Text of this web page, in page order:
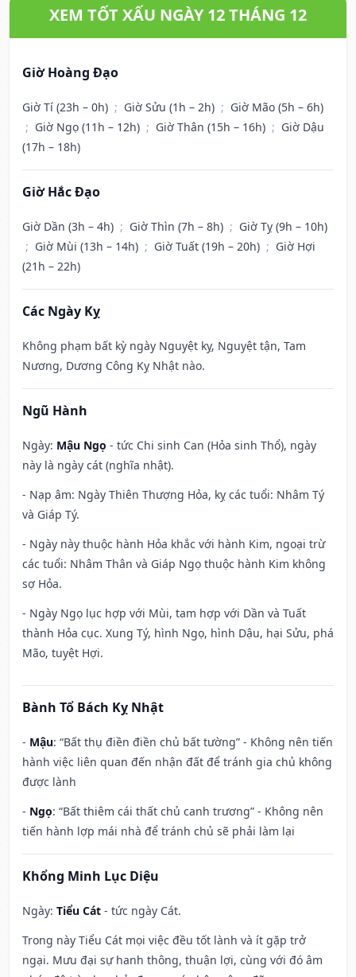
XEM TỐT XẤU NGÀY 12 THÁNG 12
Giờ Hoàng Đạo
Giờ Tí (23h – 0h) ; Giờ Sửu (1h – 2h) ; Giờ Mão (5h – 6h)
; Giờ Ngọ (11h – 12h) ; Giờ Thân (15h – 16h) ; Giờ Dậu
(17h – 18h)
Giờ Hắc Đạo
Giờ Dần (3h – 4h) ; Giờ Thìn (7h – 8h) ; Giờ Tỵ (9h – 10h)
; Giờ Mùi (13h – 14h) ; Giờ Tuất (19h – 20h) ; Giờ Hợi
(21h – 22h)
Các Ngày Kỵ
Không phạm bất kỳ ngày Nguyệt kỵ, Nguyệt tận, Tam
Nương, Dương Công Kỵ Nhật nào.
Ngũ Hành
Ngày: Mậu Ngọ - tức Chi sinh Can (Hỏa sinh Thổ), ngày
này là ngày cát (nghĩa nhật).
- Nạp âm: Ngày Thiên Thượng Hỏa, kỵ các tuổi: Nhâm Tý
và Giáp Tý.
- Ngày này thuộc hành Hỏa khắc với hành Kim, ngoại trừ
các tuổi: Nhâm Thân và Giáp Ngọ thuộc hành Kim không
sợ Hỏa.
- Ngày Ngọ lục hợp với Mùi, tam hợp với Dần và Tuất
thành Hỏa cục. Xung Tý, hình Ngọ, hình Dậu, hại Sửu, phá
Mão, tuyệt Hợi.
Bành Tổ Bách Kỵ Nhật
- Mậu: “Bất thụ điền điền chủ bất tường” - Không nên tiến
hành việc liên quan đến nhận đất để tránh gia chủ không
được lành
- Ngọ: “Bất thiêm cái thất chủ canh trương” - Không nên
tiến hành lợp mái nhà để tránh chủ sẽ phải làm lại
Khổng Minh Lục Diệu
Ngày: Tiểu Cát - tức ngày Cát.
Trong này Tiểu Cát mọi việc đều tốt lành và ít gặp trở
ngại. Mưu đại sự hanh thông, thuận lợi, cùng với đó âm